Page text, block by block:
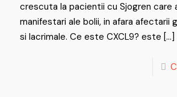
crescuta la pacientii cu Sjogren care
manifestari ale bolii, in afara afectarii
si lacrimale. Ce este CXCL9? este […]